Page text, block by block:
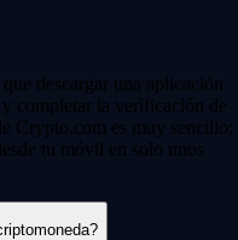
descargar una aplicación
completar la verificación de
Crypto.com es muy sencillo:
tu móvil en solo unos